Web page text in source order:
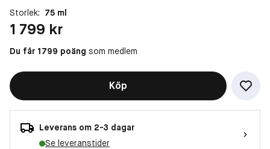
Storlek: 75 ml
Pris: 1 799 kr
1 799 kr
Du får 1799 poäng som medlem
Köp
Leverans om 2-3 dagar
Se leveranstider